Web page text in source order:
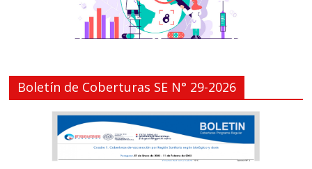
Boletín de Coberturas SE N° 29-2026